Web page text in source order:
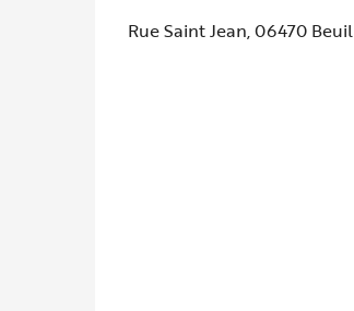
Rue Saint Jean, 06470 Beuil